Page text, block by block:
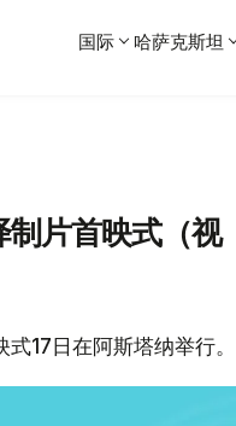
国际 哈萨克斯坦
制片首映式（视
17日在阿斯塔纳举行。